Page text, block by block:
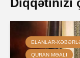
Diqqətinizi
ELANLAR-
QURAN MƏALI